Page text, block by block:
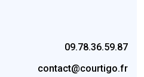
09.78.36.59.87
contact@courtigo.fr